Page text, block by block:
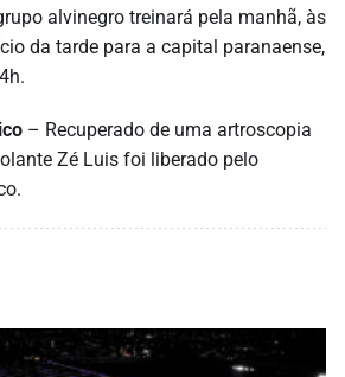
alvinegro treinará pela manhã, às
da tarde para a capital paranaense,
– Recuperado de uma artroscopia
Zé Luis foi liberado pelo